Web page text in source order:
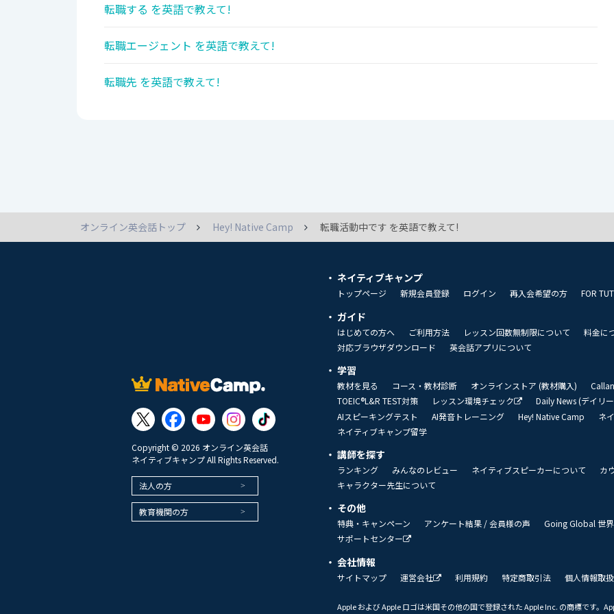
転職する を英語で教えて!
転職エージェント を英語で教えて!
転職先 を英語で教えて!
オンライン英会話トップ Hey! Native Camp 転職活動中です を英語で教えて!
Copyright © 2026 オンライン英会話
ネイティブキャンプ All Rights Reserved.
法人の方
教育機関の方
ネイティブキャンプ
トップページ 新規会員登録 ログイン 再入会希望の方 FOR
ガイド
はじめての方へ ご利用方法 レッスン回数無制限について
料金に
対応ブラウザダウンロード
英会話アプリについて
学習
教材を見る コース・教材診断 オンラインストア (教材購入)
TOEIC®L&R TEST対策
レッスン環境チェック
Daily News (デイリ
AIスピーキングテスト
AI発音トレーニング Hey! Native Camp
ネ
ネイティブキャンプ留学
講師を探す
ランキング みんなのレビュー ネイティブスピーカーについて
カ
キャラクター先生について
その他
特典・キャンペーン アンケート結果 / 会員様の声
Going Global 世
サポートセンター
会社情報
サイトマップ 運営会社 利用規約 特定商取引法 個人情報取
Apple および Apple ロゴは米国その他の国で登録された Apple Inc. の商標です。